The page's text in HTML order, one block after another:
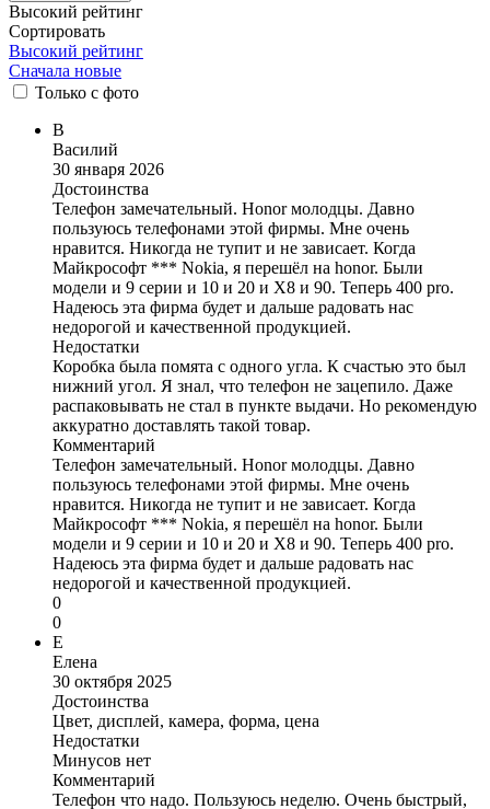
Высокий рейтинг
Сортировать
Высокий рейтинг
Сначала новые
Только с фото
В
Василий
30 января 2026
Достоинства
Телефон замечательный. Honor молодцы. Давно
пользуюсь телефонами этой фирмы. Мне очень
нравится. Никогда не тупит и не зависает. Когда
Майкрософт *** Nokia, я перешёл на honor. Были
модели и 9 серии и 10 и 20 и X8 и 90. Теперь 400 pro.
Надеюсь эта фирма будет и дальше радовать нас
недорогой и качественной продукцией.
Недостатки
Коробка была помята с одного угла. К счастью это был
нижний угол. Я знал, что телефон не зацепило. Даже
распаковывать не стал в пункте выдачи. Но рекомендую
аккуратно доставлять такой товар.
Комментарий
Телефон замечательный. Honor молодцы. Давно
пользуюсь телефонами этой фирмы. Мне очень
нравится. Никогда не тупит и не зависает. Когда
Майкрософт *** Nokia, я перешёл на honor. Были
модели и 9 серии и 10 и 20 и X8 и 90. Теперь 400 pro.
Надеюсь эта фирма будет и дальше радовать нас
недорогой и качественной продукцией.
0
0
Е
Елена
30 октября 2025
Достоинства
Цвет, дисплей, камера, форма, цена
Недостатки
Минусов нет
Комментарий
Телефон что надо. Пользуюсь неделю. Очень быстрый,